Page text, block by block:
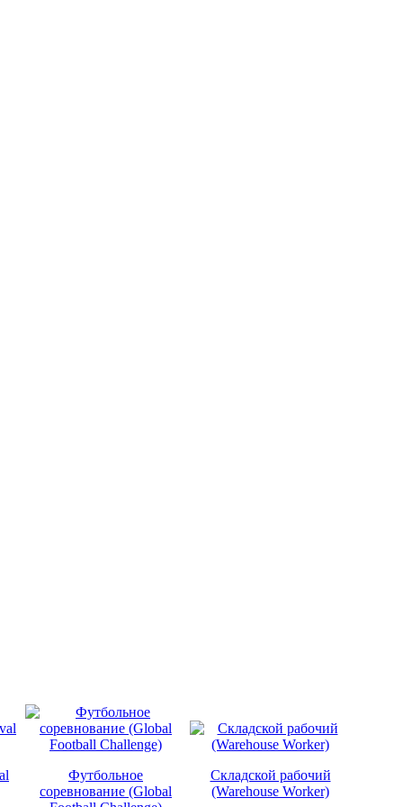
Футбольное
соревнование (Global
Складской рабочий
(Warehouse Worker)